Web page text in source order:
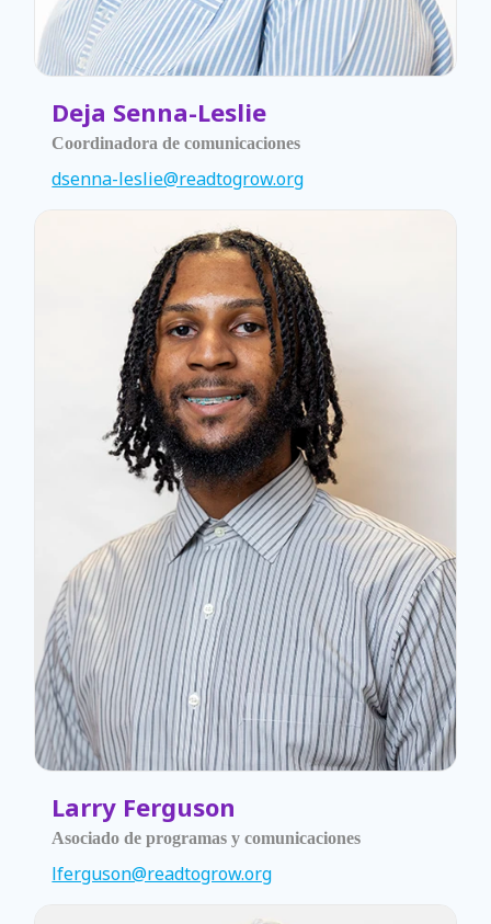
Deja Senna-Leslie
Coordinadora de comunicaciones
dsenna-leslie@readtogrow.org
Larry Ferguson
Asociado de programas y comunicaciones
lferguson@readtogrow.org